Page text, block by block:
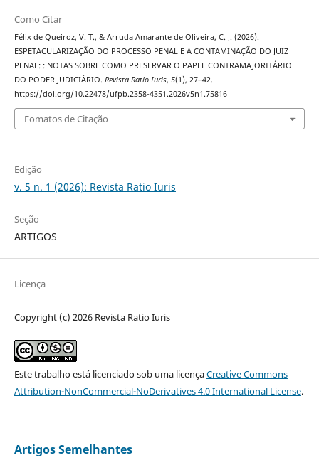
Como Citar
Félix de Queiroz, V. T., & Arruda Amarante de Oliveira, C. J. (2026).
ESPETACULARIZAÇÃO DO PROCESSO PENAL E A CONTAMINAÇÃO DO JUIZ
PENAL: : NOTAS SOBRE COMO PRESERVAR O PAPEL CONTRAMAJORITÁRIO
DO PODER JUDICIÁRIO. Revista Ratio Iuris, 5(1), 27–42.
https://doi.org/10.22478/ufpb.2358-4351.2026v5n1.75816
Fomatos de Citação
Edição
v. 5 n. 1 (2026): Revista Ratio Iuris
Seção
ARTIGOS
Licença
Copyright (c) 2026 Revista Ratio Iuris
Este trabalho está licenciado sob uma licençaCreative Commons
Attribution-NonCommercial-NoDerivatives 4.0 International License.
Artigos Semelhantes